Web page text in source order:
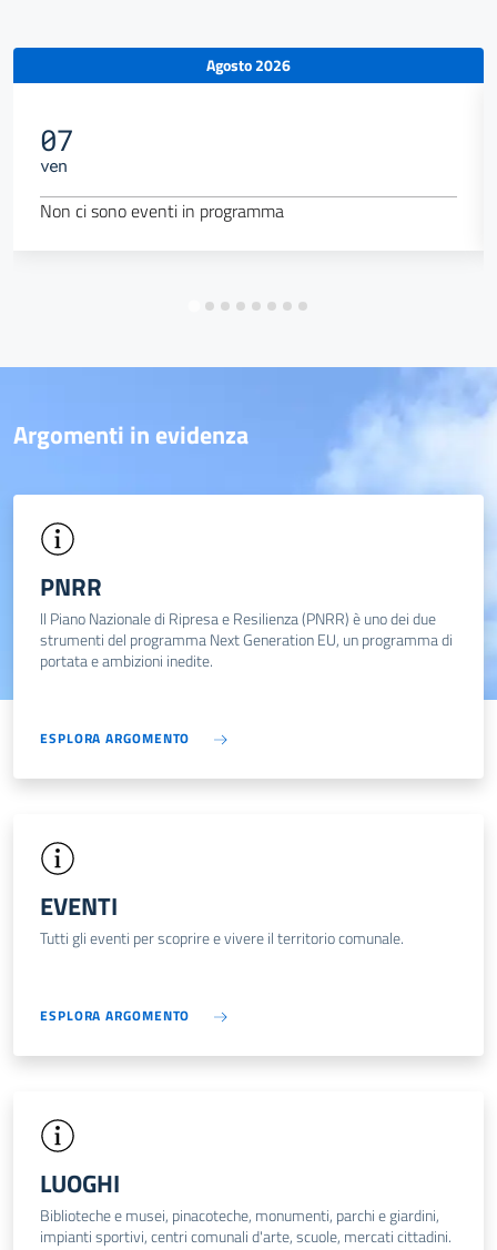
Agosto 2026
07
ven
Non ci sono eventi in programma
Argomenti in evidenza
PNRR
ll Piano Nazionale di Ripresa e Resilienza (PNRR) è uno dei due
strumenti del programma Next Generation EU, un programma di
portata e ambizioni inedite.
ESPLORA ARGOMENTO
EVENTI
Tutti gli eventi per scoprire e vivere il territorio comunale.
ESPLORA ARGOMENTO
LUOGHI
Biblioteche e musei, pinacoteche, monumenti, parchi e giardini,
impianti sportivi, centri comunali d'arte, scuole, mercati cittadini.